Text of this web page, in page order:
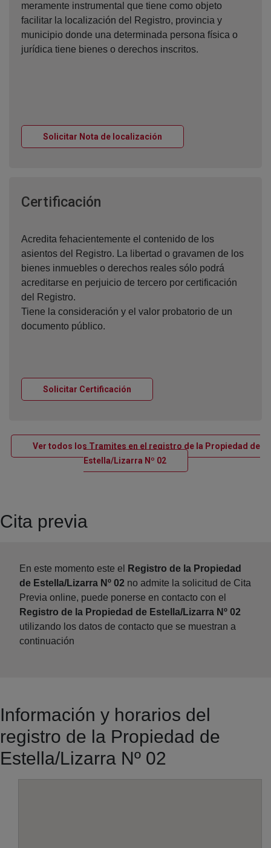
meramente instrumental que tiene como objeto
facilitar la localización del Registro, provincia y
municipio donde una determinada persona física o
jurídica tiene bienes o derechos inscritos.
Solicitar Nota de localización
Certificación
Acredita fehacientemente el contenido de los
asientos del Registro. La libertad o gravamen de los
bienes inmuebles o derechos reales sólo podrá
acreditarse en perjuicio de tercero por certificación
del Registro.
Tiene la consideración y el valor probatorio de un
documento público.
Solicitar Certificación
Ver todos los Tramites en el registro de la Propiedad de
Estella/Lizarra Nº 02Ventana nueva
Cita previa
En este momento este el
Registro de la Propiedad
de Estella/Lizarra Nº 02 no admite la solicitud de Cita
Previa online, puede ponerse en contacto con el
Registro de la Propiedad de Estella/Lizarra Nº 02
utilizando los datos de contacto que se muestran a
continuación
Información y horarios del
registro de la Propiedad de
Estella/Lizarra Nº 02